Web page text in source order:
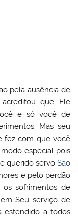
pela ausência de
que Ele
e só você de
Mas seu
fez com que você
especial pois
querido servo São
e pelo perdão
os sofrimentos de
Seu serviço de
estendido a todos